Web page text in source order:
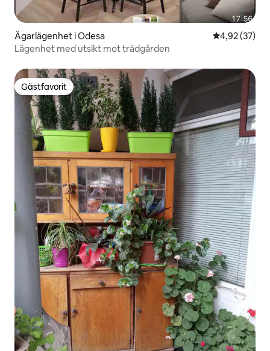
Ägarlägenhet i Odesa 4,92 av 5 i
4,92 (37)
Lägenhet med utsikt mot trädgården
Gästfavorit
Gästfavorit